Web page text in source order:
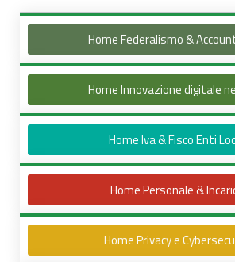
Home Federalismo &
Home Innovazione digitale
Home Iva & Fisco Enti
Home Personale &
Home Privacy e